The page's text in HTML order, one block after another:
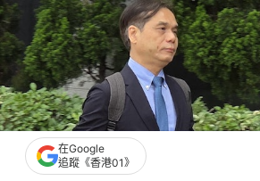
在Google
追蹤《香港01》